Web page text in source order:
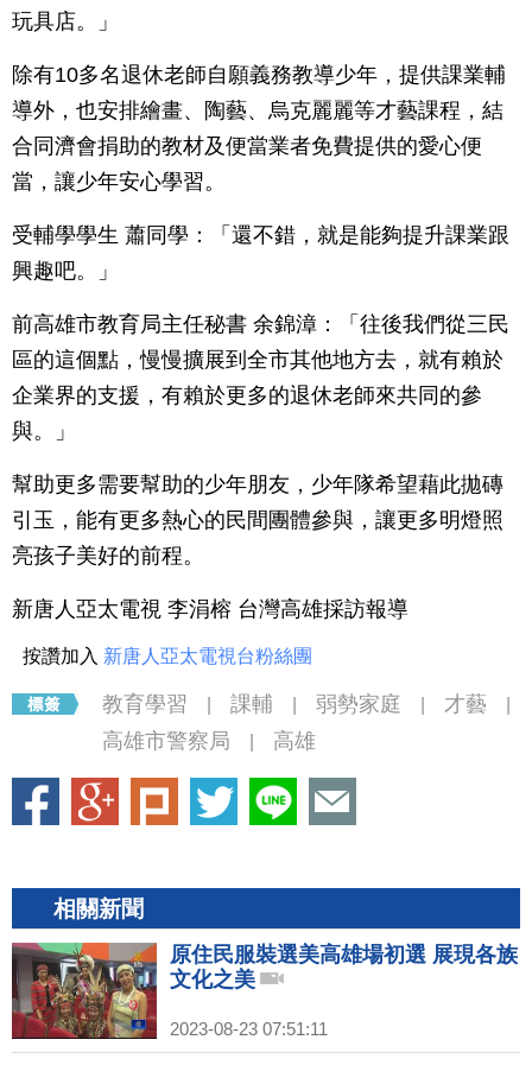
玩具店。」
除有10多名退休老師自願義務教導少年，提供課業輔
導外，也安排繪畫、陶藝、烏克麗麗等才藝課程，結
合同濟會捐助的教材及便當業者免費提供的愛心便
當，讓少年安心學習。
受輔學學生 蕭同學：「還不錯，就是能夠提升課業跟
興趣吧。」
前高雄市教育局主任秘書 余錦漳：「往後我們從三民
區的這個點，慢慢擴展到全市其他地方去，就有賴於
企業界的支援，有賴於更多的退休老師來共同的參
與。」
幫助更多需要幫助的少年朋友，少年隊希望藉此拋磚
引玉，能有更多熱心的民間團體參與，讓更多明燈照
亮孩子美好的前程。
新唐人亞太電視 李涓榕 台灣高雄採訪報導
按讚加入 新唐人亞太電視台粉絲團
教育學習 課輔 弱勢家庭 才藝
高雄市警察局 高雄
相關新聞
原住民服裝選美高雄場初選 展現各族
文化之美
2023-08-23 07:51:11